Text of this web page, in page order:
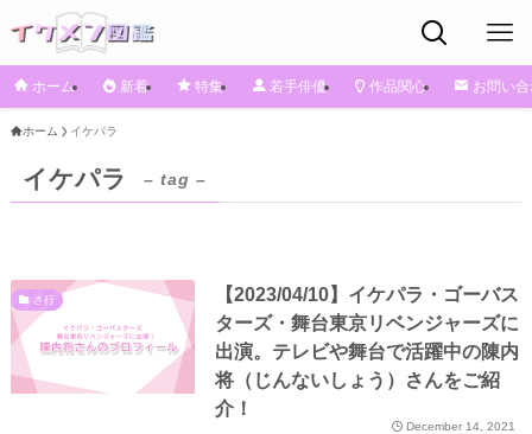
ホーム 新着 特集 若手俳優 作品関心 お問い
ホーム イケパラ
イケパラ – tag –
さ行
【2023/04/10】イケパラ・ゴーバス
ターズ・舞台東京リベンジャーズに
出演。テレビや舞台で活躍中の陳内
将（じんないしょう）さんをご紹
介！
December 14, 2021